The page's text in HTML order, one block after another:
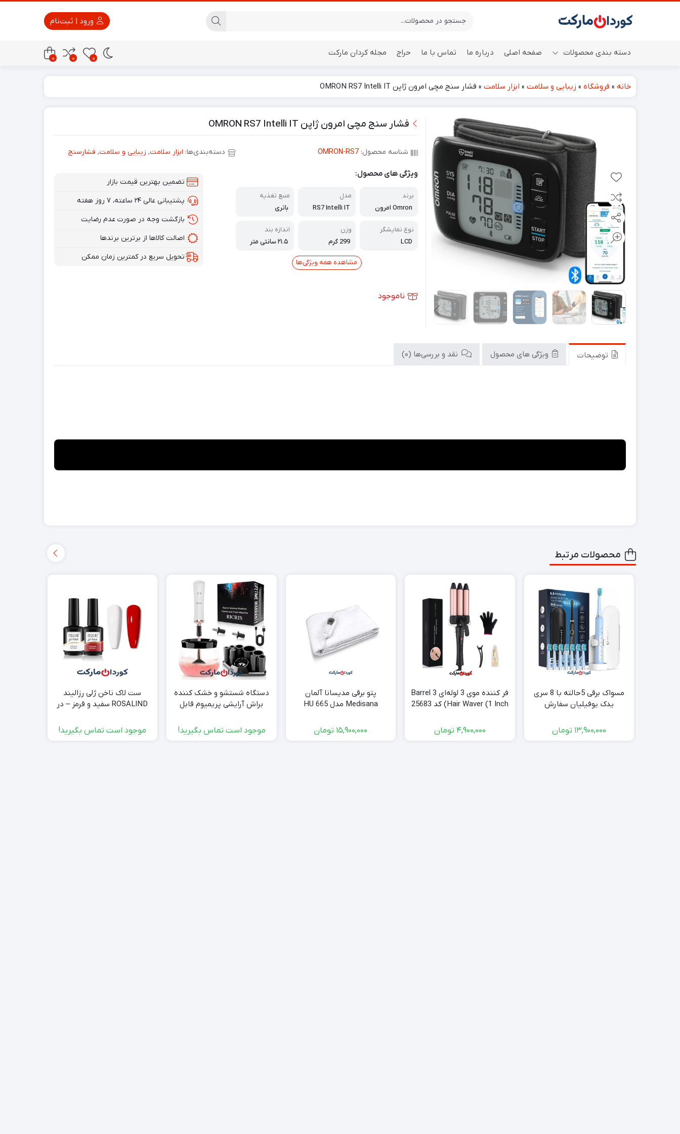
دسته بندی محصولات
اسپیکر ایستگاه هواشناسی
صفحه اصلی درباره ما تماس با ما حراج مجله کردان مارکت
0
0
0
خانه » فروشگاه » زیبایی و سلامت » ابزار سلامت » فشار سنج مچی امرون ژاپن OMRON RS7 Intelli IT
فشار سنج مچی امرون ژاپن OMRON RS7 Intelli IT
شناسه محصول:OMRON-RS7 دسته‌بندی‌ها: ابزار سلامت, زیبایی و سلامت, فشارسنج
ویژگی های محصول:
برند
Omron امرون
مدل
RS7 Intelli IT
منبع تغذیه
باتری
نوع نمایشگر
LCD
وزن
299 گرم
اندازه بند
۲۱.۵ سانتی متر
مشاهده همه ویژگی‌ها
تضمین بهترین قیمت بازار
پشتیبانی عالی ۲۴ ساعته، ۷ روز هفته
بازگشت وجه در صورت عدم رضایت
اصالت کالاها از برترین برندها
تحویل سریع در کمترین زمان ممکن
ناموجود
توضیحات ویژگی های محصول نقد و بررسی‌ها (0)
محصولات مرتبط
مسواک برقی 5حالته با 8 سری
یدک یوفیلیان سفارش
13,900,000 تومان
فر کننده موی 3 لوله‌ای 3 Barrel
Hair Waver (1 Inch) کد 25683
4,900,000 تومان
پتو برقی مدیسانا آلمان
Medisana مدل HU 665
15,900,000 تومان
دستگاه شستشو و خشک کننده
براش آرایشی پریمیوم قابل
موجود است تماس بگیرید!
ست لاک ناخن ژلی رزالیند
ROSALIND سفید و قرمز – در
موجود است تماس بگیرید!